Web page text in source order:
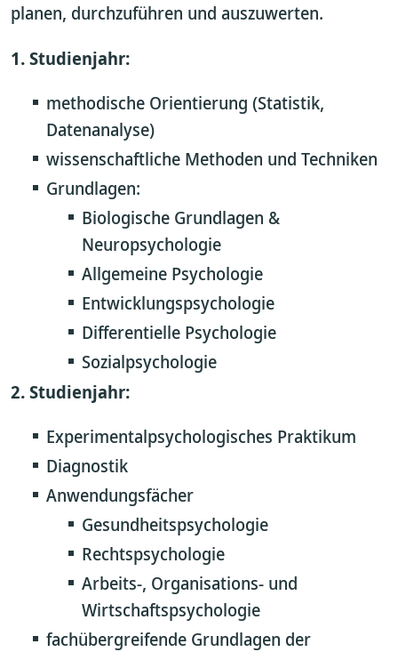
planen, durchzuführen und auszuwerten.
1. Studienjahr:
methodische Orientierung (Statistik,
Datenanalyse)
wissenschaftliche Methoden und Techniken
Grundlagen:
Biologische Grundlagen &
Neuropsychologie
Allgemeine Psychologie
Entwicklungspsychologie
Differentielle Psychologie
Sozialpsychologie
2. Studienjahr:
Experimentalpsychologisches Praktikum
Diagnostik
Anwendungsfächer
Gesundheitspsychologie
Rechtspsychologie
Arbeits-, Organisations- und
Wirtschaftspsychologie
fachübergreifende Grundlagen der